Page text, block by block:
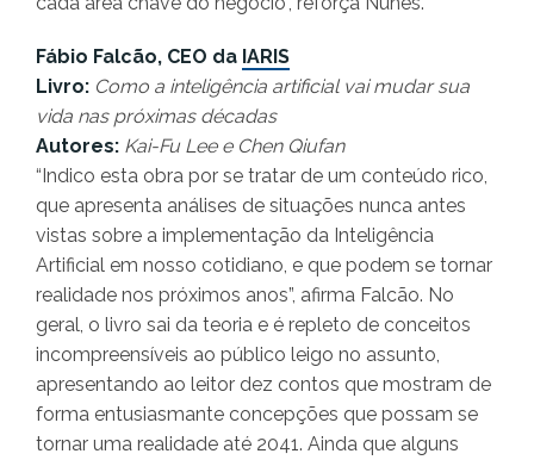
Fábio Falcão, CEO da IARIS
Livro: Como a inteligência artificial vai mudar sua
vida nas próximas décadas
Autores: Kai-Fu Lee e Chen Qiufan
“Indico esta obra por se tratar de um conteúdo rico,
que apresenta análises de situações nunca antes
vistas sobre a implementação da Inteligência
Artificial em nosso cotidiano, e que podem se tornar
realidade nos próximos anos”, afirma Falcão. No
geral, o livro sai da teoria e é repleto de conceitos
incompreensíveis ao público leigo no assunto,
apresentando ao leitor dez contos que mostram de
forma entusiasmante concepções que possam se
tornar uma realidade até 2041. Ainda que alguns